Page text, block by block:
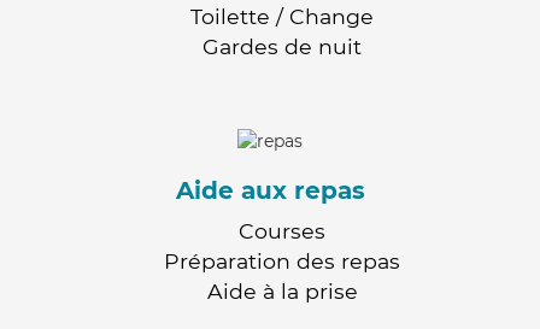
Toilette / Change
Gardes de nuit
Aide aux repas
Courses
Préparation des repas
Aide à la prise